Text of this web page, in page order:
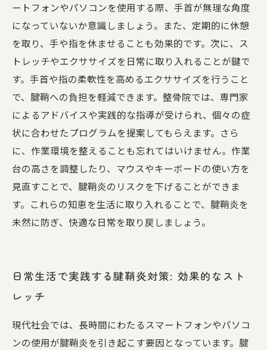
ートフォンやパソコンを使用する際、手首が無理な角度
になっていないか意識しましょう。また、定期的に休憩
を取り、手や指を休ませることも効果的です。次に、ス
トレッチやエクササイズを日常に取り入れることが鍵で
す。手首や指の柔軟性を高めるエクササイズを行うこと
で、腱鞘への負担を軽減できます。整骨院では、専門家
によるアドバイスや実践的な指導が受けられ、個々の症
状に合わせたプログラムを提案してもらえます。さら
に、作業環境を整えることも忘れてはいけません。作業
台の高さを調整したり、マウスやキーボードの使い方を
見直すことで、腱鞘炎のリスクを下げることができま
す。これらの知恵を生活に取り入れることで、腱鞘炎を
未然に防ぎ、快適な日常を取り戻しましょう。
日常生活で実践する腱鞘炎対策: 効果的なスト
レッチ
現代社会では、長時間にわたるスマートフォンやパソコ
ンの使用が腱鞘炎を引き起こす要因となっています。腱